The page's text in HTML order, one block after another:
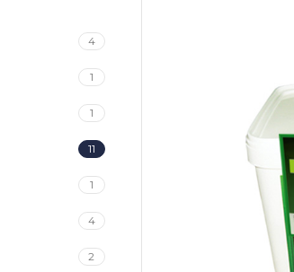
4
1
1
11
1
4
2